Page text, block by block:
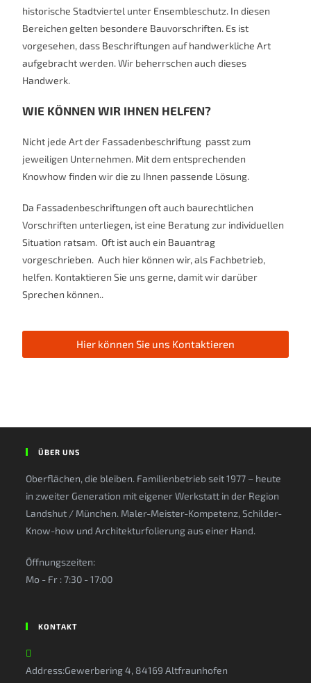
historische Stadtviertel unter Ensembleschutz. In diesen
Bereichen gelten besondere Bauvorschriften. Es ist
vorgesehen, dass Beschriftungen auf handwerkliche Art
aufgebracht werden. Wir beherrschen auch dieses
Handwerk.
WIE KÖNNEN WIR IHNEN HELFEN?
Nicht jede Art der Fassadenbeschriftung passt zum
jeweiligen Unternehmen. Mit dem entsprechenden
Knowhow finden wir die zu Ihnen passende Lösung.
Da Fassadenbeschriftungen oft auch baurechtlichen
Vorschriften unterliegen, ist eine Beratung zur individuellen
Situation ratsam. Oft ist auch ein Bauantrag
vorgeschrieben. Auch hier können wir, als Fachbetrieb,
helfen. Kontaktieren Sie uns gerne, damit wir darüber
Sprechen können..
Hier können Sie uns Kontaktieren
ÜBER UNS
Oberflächen, die bleiben. Familienbetrieb seit 1977 – heute
in zweiter Generation mit eigener Werkstatt in der Region
Landshut / München. Maler-Meister-Kompetenz, Schilder-
Know-how und Architekturfolierung aus einer Hand.
Öffnungszeiten:
Mo - Fr : 7:30 - 17:00
KONTAKT
Address:Gewerbering 4, 84169 Altfraunhofen